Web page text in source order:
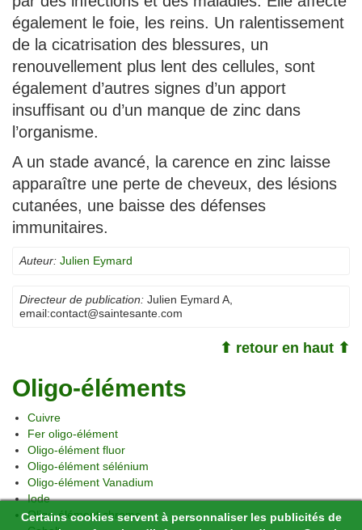
Certains cookies servent à personnaliser les publicités de
également le foie, les reins. Un ralentissement
de la cicatrisation des blessures, un
renouvellement plus lent des cellules, sont
également d’autres signes d’un apport
insuffisant ou d’un manque de zinc dans
l’organisme.
A un stade avancé, la carence en zinc laisse
apparaître une perte de cheveux, des lésions
cutanées, une baisse des défenses
immunitaires.
Auteur: Julien Eymard
Directeur de publication: Julien Eymard A
email:contact@saintesante.com
⬆ retour en haut ⬆
Oligo-éléments
Cuivre
Fer oligo-élément
Oligo-élément fluor
Oligo-élément sélénium
Oligo-élément Vanadium
Iode
Oligo-élément chrome